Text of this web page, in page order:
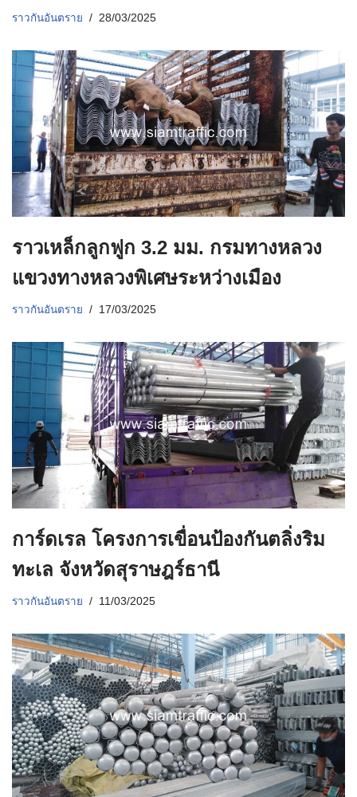
ราวกันอันตราย 28/03/2025
ราวเหล็กลูกฟูก 3.2 มม. กรมทางหลวง
แขวงทางหลวงพิเศษระหว่างเมือง
ราวกันอันตราย 17/03/2025
การ์ดเรล โครงการเขื่อนป้องกันตลิ่งริม
ทะเล จังหวัดสุราษฎร์ธานี
ราวกันอันตราย 11/03/2025